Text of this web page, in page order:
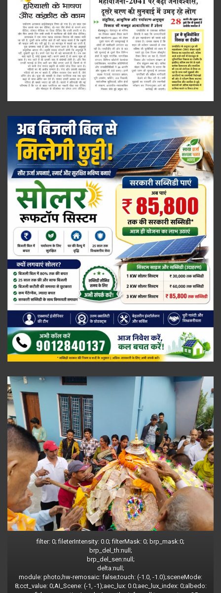
filter: 0; fileterIntensity: 0.0; filterMask: 0; brp_mask:0;
brp_del_th:null;
brp_del_sen:null;
delta:null;
module: photo;hw-remosaic: false;touch: (-1.0, -1.0);sceneMode:
8;cct_value: 0;AI_Scene: (-1, -1);aec_lux: 0.0;aec_lux_index: 0;albedo: